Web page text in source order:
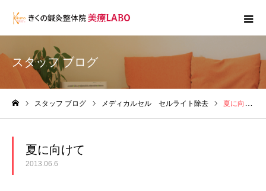
スタッフ ブログ
スタッフ ブログ メディカルセル セルライト除去 夏に向けて
夏に向けて
2013.06.6